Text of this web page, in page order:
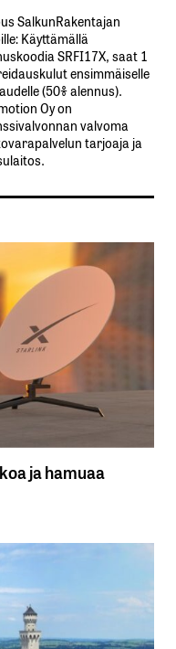
SalkunRakentajan
Käyttämällä​
​SRFI17X,​ ​saat​ ​1
​ensimmäiselle​
​(50%​ ​alennus).
Oy on
valvoma
tarjoaja ja
ja hamuaa